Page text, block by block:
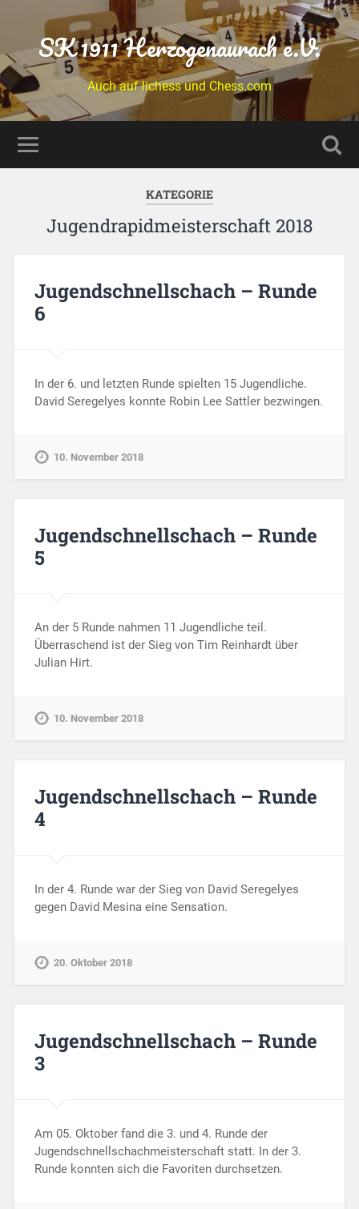
SK 1911 Herzogenaurach e.V.
Auch auf lichess und Chess.com
KATEGORIE
Jugendrapidmeisterschaft 2018
Jugendschnellschach – Runde
6
In der 6. und letzten Runde spielten 15 Jugendliche.
David Seregelyes konnte Robin Lee Sattler bezwingen.
10. November 2018
Jugendschnellschach – Runde
5
An der 5 Runde nahmen 11 Jugendliche teil.
Überraschend ist der Sieg von Tim Reinhardt über
Julian Hirt.
10. November 2018
Jugendschnellschach – Runde
4
In der 4. Runde war der Sieg von David Seregelyes
gegen David Mesina eine Sensation.
20. Oktober 2018
Jugendschnellschach – Runde
3
Am 05. Oktober fand die 3. und 4. Runde der
Jugendschnellschachmeisterschaft statt. In der 3.
Runde konnten sich die Favoriten durchsetzen.